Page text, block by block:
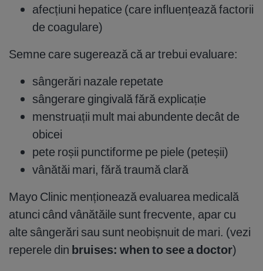
afecțiuni hepatice (care influențează factorii
de coagulare)
Semne care sugerează că ar trebui evaluare:
sângerări nazale repetate
sângerare gingivală fără explicație
menstruații mult mai abundente decât de
obicei
pete roșii punctiforme pe piele (peteșii)
vânătăi mari, fără traumă clară
Mayo Clinic menționează evaluarea medicală
atunci când vânătăile sunt frecvente, apar cu
alte sângerări sau sunt neobișnuit de mari. (vezi
reperele din bruises: when to see a doctor)